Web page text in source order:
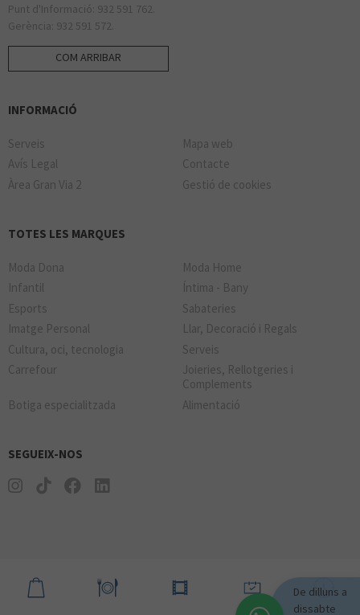
Punt d'Informació: 932 591 762.
Gerència: 932 591 572.
COM ARRIBAR
INFORMACIÓ
Serveis
Mapa web
Avís Legal
Contacte
Àrea Gran Via 2
Gestió de cookies
TOTES LES MARQUES
Moda Dona
Moda Home
Infantil
Íntima - Bany
Esports
Sabateries
Imatge Personal
Llar, Decoració i Regals
Cultura, oci, tecnologia
Serveis
Carrefour
Joieries, Rellotgeries i
Complements
Botiga especialitzada
Alimentació
SEGUEIX-NOS
De dilluns a
dissabte